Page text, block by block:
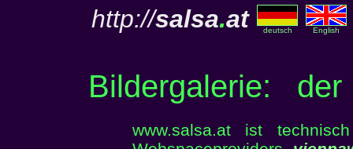
http://salsa.at deutsch English
Bildergalerie:
www.salsa.at ist